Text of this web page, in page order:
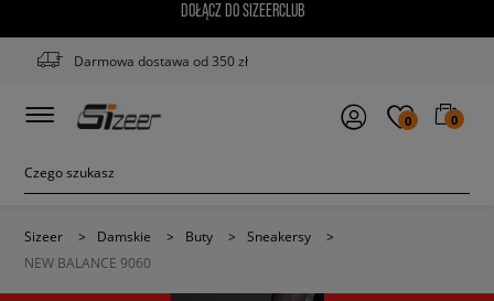
DOŁĄCZ DO SIZEERCLUB
Darmowa dostawa od 350 zł
0 0
Sizeer > Damskie > Buty > Sneakersy
>
NEW BALANCE 9060